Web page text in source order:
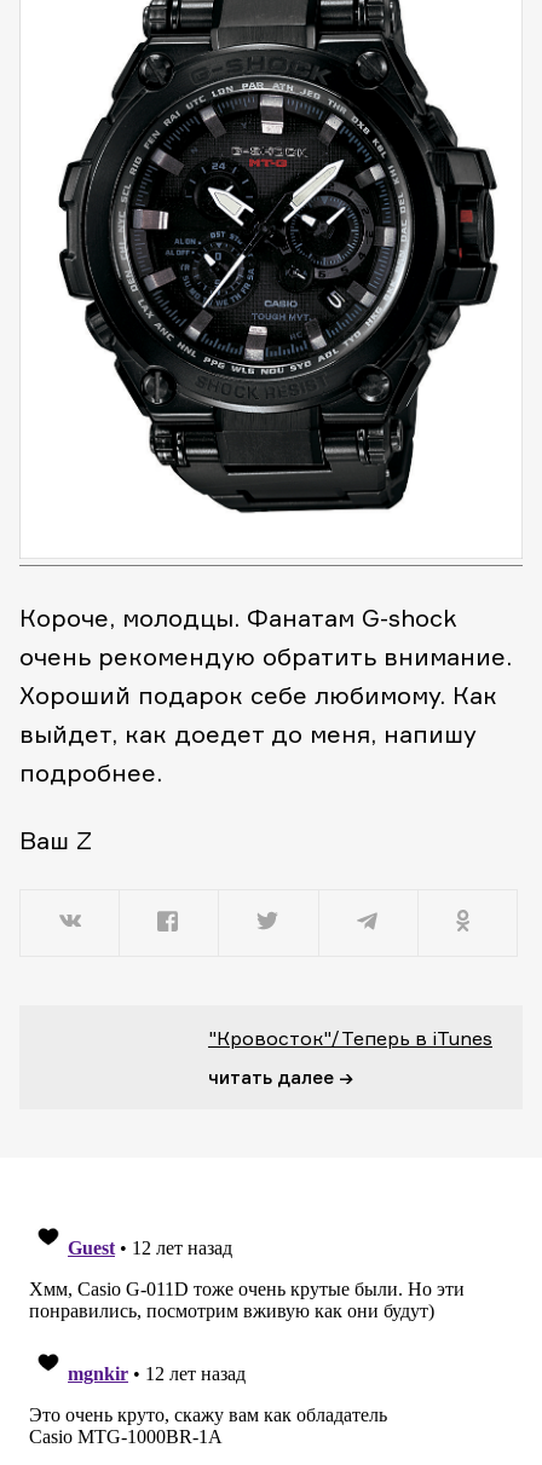
Короче, молодцы. Фанатам G-shock
очень рекомендую обратить внимание.
Хороший подарок себе любимому. Как
выйдет, как доедет до меня, напишу
подробнее.
Ваш Z
"Кровосток"/Теперь в iTunes
читать далее →